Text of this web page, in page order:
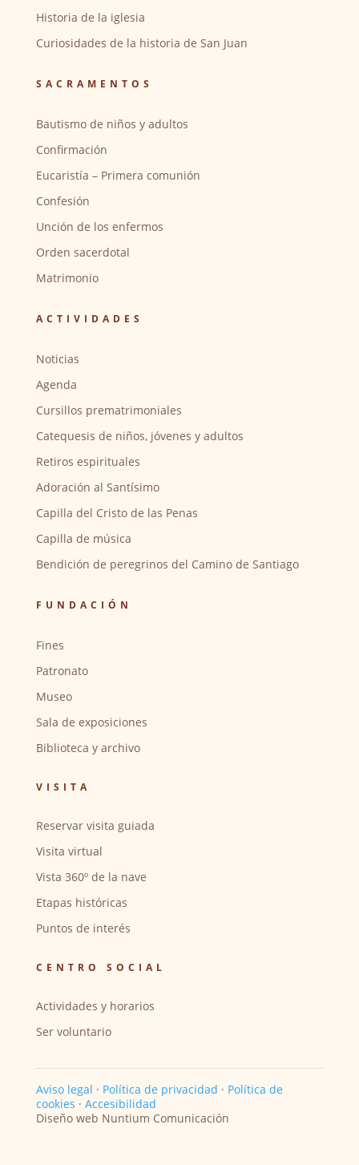
Historia de la iglesia
Curiosidades de la historia de San Juan
SACRAMENTOS
Bautismo de niños y adultos
Confirmación
Eucaristía – Primera comunión
Confesión
Unción de los enfermos
Orden sacerdotal
Matrimonio
ACTIVIDADES
Noticias
Agenda
Cursillos prematrimoniales
Catequesis de niños, jóvenes y adultos
Retiros espirituales
Adoración al Santísimo
Capilla del Cristo de las Penas
Capilla de música
Bendición de peregrinos del Camino de Santiago
FUNDACIÓN
Fines
Patronato
Museo
Sala de exposiciones
Biblioteca y archivo
VISITA
Reservar visita guiada
Visita virtual
Vista 360º de la nave
Etapas históricas
Puntos de interés
CENTRO SOCIAL
Actividades y horarios
Ser voluntario
Aviso legal · Política de privacidad · Política de
cookies · Accesibilidad
Diseño web Nuntium Comunicación